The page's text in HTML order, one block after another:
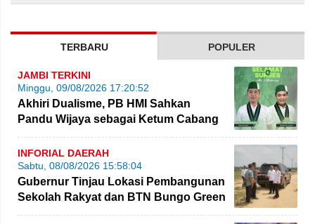
TERBARU POPULER
JAMBI TERKINI
Minggu, 09/08/2026 17:20:52
Akhiri Dualisme, PB HMI Sahkan
Pandu Wijaya sebagai Ketum Cabang
Jambi
INFORIAL DAERAH
Sabtu, 08/08/2026 15:58:04
Gubernur Tinjau Lokasi Pembangunan
Sekolah Rakyat dan BTN Bungo Green
City